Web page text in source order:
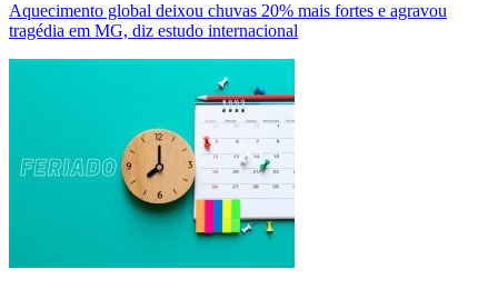
Aquecimento global deixou chuvas 20% mais fortes e agravou
tragédia em MG, diz estudo internacional